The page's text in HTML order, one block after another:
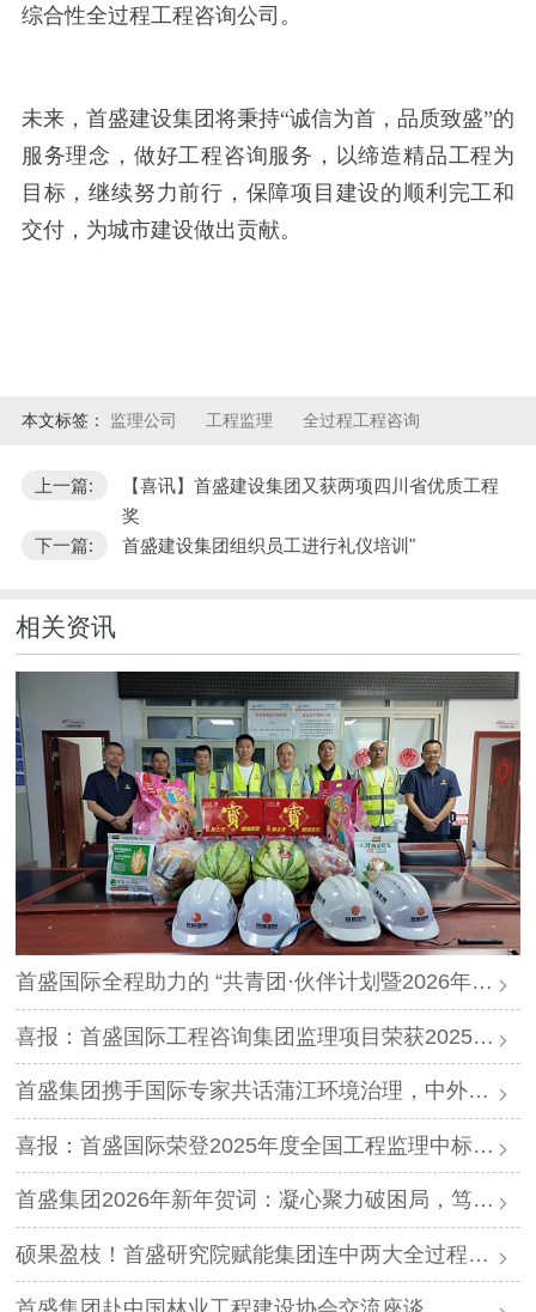
综合性全过程工程咨询公司。
未来，首盛建设集团将秉持“诚信为首，品质致盛”的
服务理念，做好工程咨询服务，以缔造精品工程为
目标，继续努力前行，保障项目建设的顺利完工和
交付，为城市建设做出贡献。
本文标签： 监理公司 工程监理 全过程工程咨询
上一篇:
【喜讯】首盛建设集团又获两项四川省优质工程
奖
下一篇:
首盛建设集团组织员工进行礼仪培训"
相关资讯
首盛国际全程助力的 “共青团·伙伴计划暨2026年迪庆轻风计划夏令营”圆满落幕
喜报：首盛国际工程咨询集团监理项目荣获2025年度“四川省优质机电安装工程”
首盛集团携手国际专家共话蒲江环境治理，中外智慧赋能生态升级
喜报：首盛国际荣登2025年度全国工程监理中标排行榜第三名
首盛集团2026年新年贺词：凝心聚力破困局，笃行实干启新程
硕果盈枝！首盛研究院赋能集团连中两大全过程工程咨询项目及林业产业专项咨询项目，书写产业服务新篇